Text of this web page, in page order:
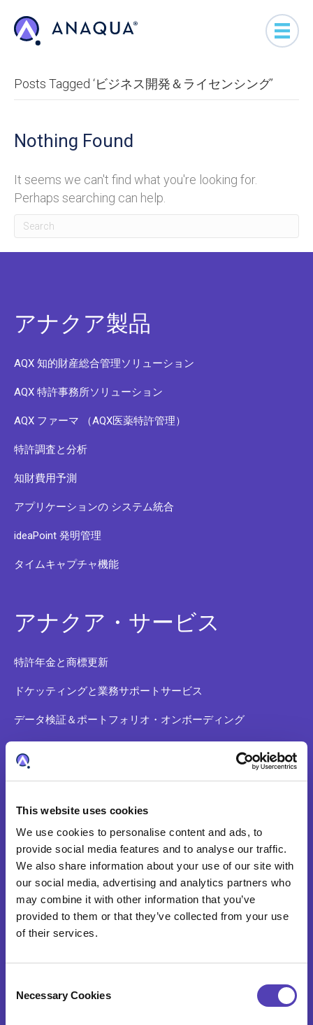
This website uses cookies
We use cookies to personalise content and ads, to
provide social media features and to analyse our traffic.
We also share information about your use of our site with
our social media, advertising and analytics partners who
may combine it with other information that you’ve
provided to them or that they’ve collected from your use
of their services.
Necessary Cookies
Posts Tagged ‘ビジネス開発＆ライセンシング’
Nothing Found
It seems we can't find what you're looking for.
Perhaps searching can help.
アナクア製品
AQX 知的財産総合管理ソリューション
AQX 特許事務所ソリューション
AQX ファーマ （AQX医薬特許管理）
特許調査と分析
知財費用予測
アプリケーションの システム統合
ideaPoint 発明管理
タイムキャプチャ機能
アナクア・サービス
特許年金と商標更新
ドケッティングと業務サポートサービス
データ検証＆ポートフォリオ・オンボーディング
アナクアについて
会社沿革
経営陣
ニュース
日本チームについて
アナクア行動規範